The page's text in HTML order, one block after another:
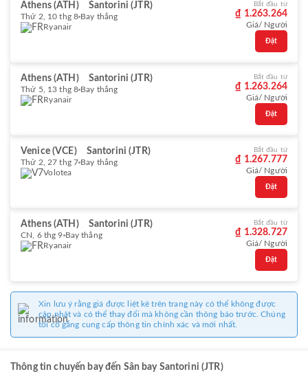
Athens (ATH) Santorini (JTR)
Thứ 2, 10 thg 8 Bay thẳng
Ryanair
Bắt đầu từ
₫ 1.263.264
Giá/ Người
Đặt
Athens (ATH) Santorini (JTR)
Thứ 5, 13 thg 8 Bay thẳng
Ryanair
Bắt đầu từ
₫ 1.263.264
Giá/ Người
Đặt
Venice (VCE) Santorini (JTR)
Thứ 2, 27 thg 7 Bay thẳng
Volotea
Bắt đầu từ
₫ 1.267.777
Giá/ Người
Đặt
Athens (ATH) Santorini (JTR)
CN, 6 thg 9 Bay thẳng
Ryanair
Bắt đầu từ
₫ 1.328.727
Giá/ Người
Đặt
Xin lưu ý rằng giá được liệt kê trên trang này có thể không được
cập nhật và có thể thay đổi mà không cần thông báo trước. Chúng
tôi cố gắng cung cấp thông tin chính xác và mới nhất.
Thông tin chuyến bay đến Sân bay Santorini (JTR)